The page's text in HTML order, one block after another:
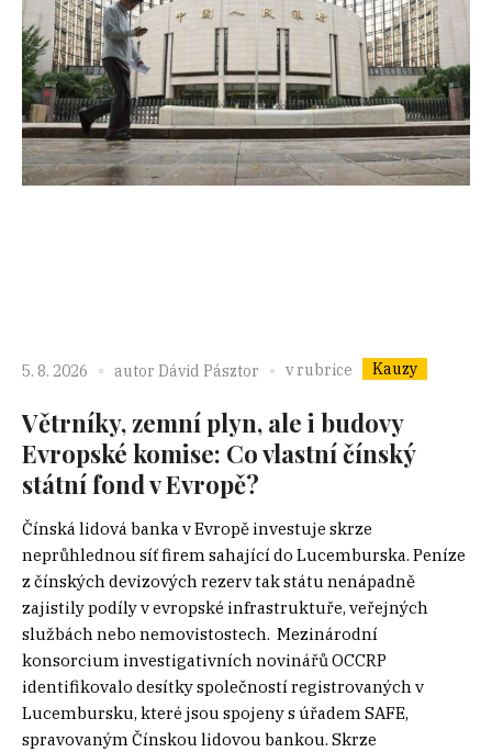
5. 8. 2026 autor Dávid Pásztor v rubrice Kauzy
Větrníky, zemní plyn, ale i budovy
Evropské komise: Co vlastní čínský
státní fond v Evropě?
Čínská lidová banka v Evropě investuje skrze
neprůhlednou síť firem sahající do Lucemburska. Peníze
z čínských devizových rezerv tak státu nenápadně
zajistily podíly v evropské infrastruktuře, veřejných
službách nebo nemovistostech. Mezinárodní
konsorcium investigativních novinářů OCCRP
identifikovalo desítky společností registrovaných v
Lucembursku, které jsou spojeny s úřadem SAFE,
spravovaným Čínskou lidovou bankou. Skrze